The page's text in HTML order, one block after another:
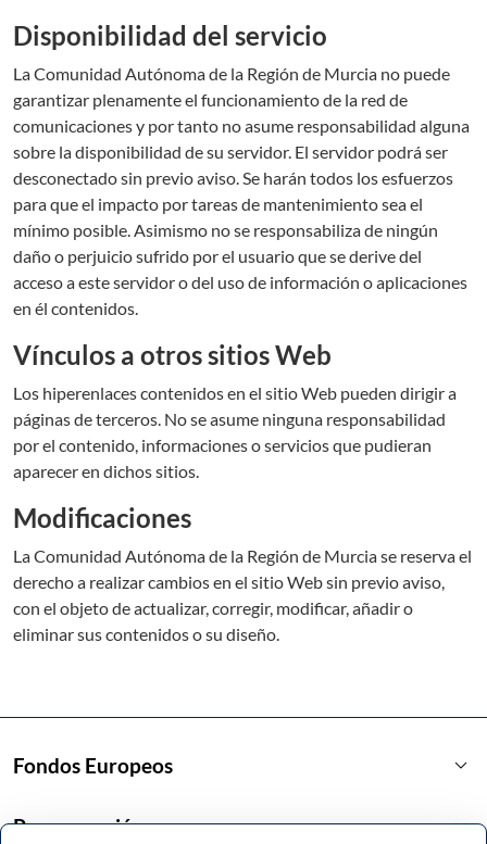
Disponibilidad del servicio
La Comunidad Autónoma de la Región de Murcia no puede
garantizar plenamente el funcionamiento de la red de
comunicaciones y por tanto no asume responsabilidad alguna
sobre la disponibilidad de su servidor. El servidor podrá ser
desconectado sin previo aviso. Se harán todos los esfuerzos
para que el impacto por tareas de mantenimiento sea el
mínimo posible. Asimismo no se responsabiliza de ningún
daño o perjuicio sufrido por el usuario que se derive del
acceso a este servidor o del uso de información o aplicaciones
en él contenidos.
Vínculos a otros sitios Web
Los hiperenlaces contenidos en el sitio Web pueden dirigir a
páginas de terceros. No se asume ninguna responsabilidad
por el contenido, informaciones o servicios que pudieran
aparecer en dichos sitios.
Modificaciones
La Comunidad Autónoma de la Región de Murcia se reserva el
derecho a realizar cambios en el sitio Web sin previo aviso,
con el objeto de actualizar, corregir, modificar, añadir o
eliminar sus contenidos o su diseño.
Fondos Europeos keyboard_arrow_down
Programación keyboard_arrow_down